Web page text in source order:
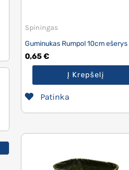
Spiningas
Guminukas Rumpol 10cm ešerys
0,65€
Į Krepšelį
Patinka